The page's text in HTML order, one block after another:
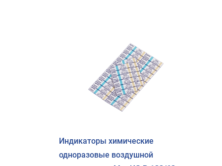
Индикаторы химические
одноразовые воздушной